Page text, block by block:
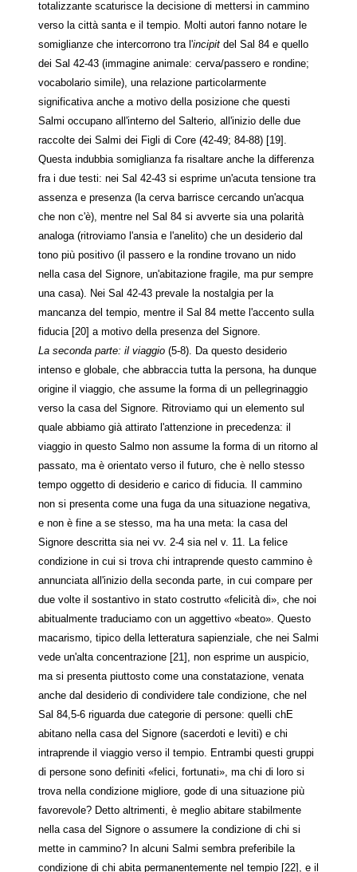
totalizzante scaturisce la decisione di mettersi in cammino
verso la città santa e il tempio. Molti autori fanno notare le
somiglianze che intercorrono tra l'incipit del Sal 84 e quello
dei Sal 42-43 (immagine animale: cerva/passero e rondine;
vocabolario simile), una relazione particolarmente
significativa anche a motivo della posizione che questi
Salmi occupano all'interno del Salterio, all'inizio delle due
raccolte dei Salmi dei Figli di Core (42-49; 84-88) [19].
Questa indubbia somiglianza fa risaltare anche la differenza
fra i due testi: nei Sal 42-43 si esprime un'acuta tensione tra
assenza e presenza (la cerva barrisce cercando un'acqua
che non c'è), mentre nel Sal 84 si avverte sia una polarità
analoga (ritroviamo l'ansia e l'anelito) che un desiderio dal
tono più positivo (il passero e la rondine trovano un nido
nella casa del Signore, un'abitazione fragile, ma pur sempre
una casa). Nei Sal 42-43 prevale la nostalgia per la
mancanza del tempio, mentre il Sal 84 mette l'accento sulla
fiducia [20] a motivo della presenza del Signore.
La seconda parte: il viaggio (5-8). Da questo desiderio
intenso e globale, che abbraccia tutta la persona, ha dunque
origine il viaggio, che assume la forma di un pellegrinaggio
verso la casa del Signore. Ritroviamo qui un elemento sul
quale abbiamo già attirato l'attenzione in precedenza: il
viaggio in questo Salmo non assume la forma di un ritorno al
passato, ma è orientato verso il futuro, che è nello stesso
tempo oggetto di desiderio e carico di fiducia. Il cammino
non si presenta come una fuga da una situazione negativa,
e non è fine a se stesso, ma ha una meta: la casa del
Signore descritta sia nei vv. 2-4 sia nel v. 11. La felice
condizione in cui si trova chi intraprende questo cammino è
annunciata all'inizio della seconda parte, in cui compare per
due volte il sostantivo in stato costrutto «felicità di», che noi
abitualmente traduciamo con un aggettivo «beato». Questo
macarismo, tipico della letteratura sapienziale, che nei Salmi
vede un'alta concentrazione [21], non esprime un auspicio,
ma si presenta piuttosto come una constatazione, venata
anche dal desiderio di condividere tale condizione, che nel
Sal 84,5-6 riguarda due categorie di persone: quelli chE
abitano nella casa del Signore (sacerdoti e leviti) e chi
intraprende il viaggio verso il tempio. Entrambi questi gruppi
di persone sono definiti «felici, fortunati», ma chi di loro si
trova nella condizione migliore, gode di una situazione più
favorevole? Detto altrimenti, è meglio abitare stabilmente
nella casa del Signore o assumere la condizione di chi si
mette in cammino? In alcuni Salmi sembra preferibile la
condizione di chi abita permanentemente nel tempio [22], e il